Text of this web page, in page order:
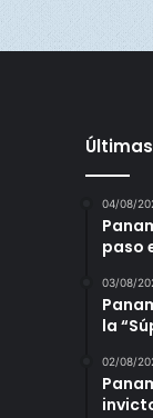
04/08/
paso
03/08/
la
02/08/